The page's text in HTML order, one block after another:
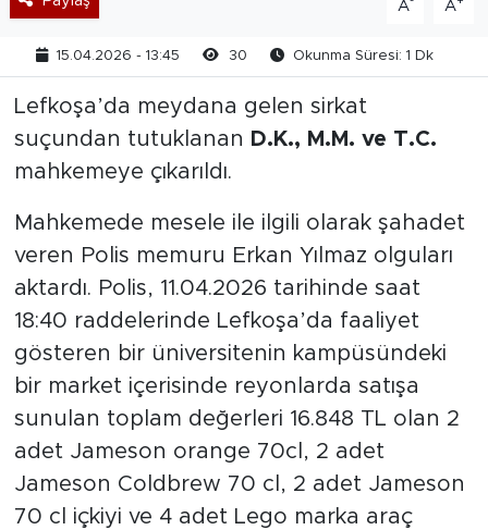
A A
15.04.2026 - 13:45 30 Okunma Süresi: 1 Dk
Lefkoşa’da meydana gelen sirkat
suçundan tutuklanan D.K., M.M. ve T.C.
mahkemeye çıkarıldı.
Mahkemede mesele ile ilgili olarak şahadet
veren Polis memuru Erkan Yılmaz olguları
aktardı. Polis, 11.04.2026 tarihinde saat
18:40 raddelerinde Lefkoşa’da faaliyet
gösteren bir üniversitenin kampüsündeki
bir market içerisinde reyonlarda satışa
sunulan toplam değerleri 16.848 TL olan 2
adet Jameson orange 70cl, 2 adet
Jameson Coldbrew 70 cl, 2 adet Jameson
70 cl içkiyi ve 4 adet Lego marka araç